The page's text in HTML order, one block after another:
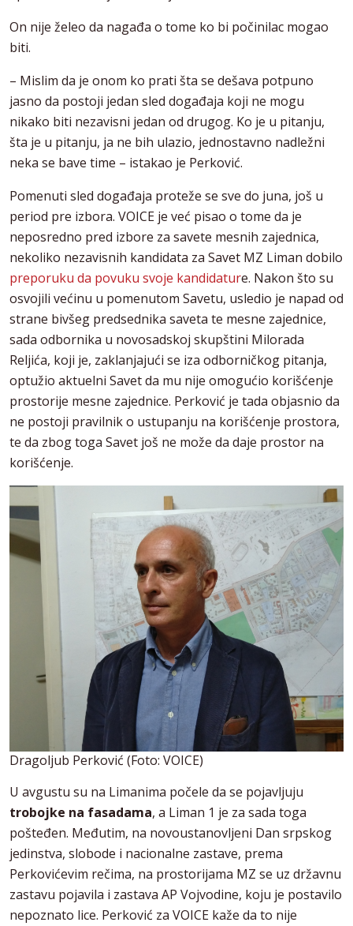
On nije želeo da nagađa o tome ko bi počinilac mogao
biti.
– Mislim da je onom ko prati šta se dešava potpuno
jasno da postoji jedan sled događaja koji ne mogu
nikako biti nezavisni jedan od drugog. Ko je u pitanju,
šta je u pitanju, ja ne bih ulazio, jednostavno nadležni
neka se bave time – istakao je Perković.
Pomenuti sled događaja proteže se sve do juna, još u
period pre izbora. VOICE je već pisao o tome da je
neposredno pred izbore za savete mesnih zajednica,
nekoliko nezavisnih kandidata za Savet MZ Liman dobilo
preporuku da povuku svoje kandidature. Nakon što su
osvojili većinu u pomenutom Savetu, usledio je napad od
strane bivšeg predsednika saveta te mesne zajednice,
sada odbornika u novosadskoj skupštini Milorada
Reljića, koji je, zaklanjajući se iza odborničkog pitanja,
optužio aktuelni Savet da mu nije omogućio korišćenje
prostorije mesne zajednice. Perković je tada objasnio da
ne postoji pravilnik o ustupanju na korišćenje prostora,
te da zbog toga Savet još ne može da daje prostor na
korišćenje.
Dragoljub Perković (Foto: VOICE)
U avgustu su na Limanima počele da se pojavljuju
trobojke na fasadama, a Liman 1 je za sada toga
pošteđen. Međutim, na novoustanovljeni Dan srpskog
jedinstva, slobode i nacionalne zastave, prema
Perkovićevim rečima, na prostorijama MZ se uz državnu
zastavu pojavila i zastava AP Vojvodine, koju je postavilo
nepoznato lice. Perković za VOICE kaže da to nije